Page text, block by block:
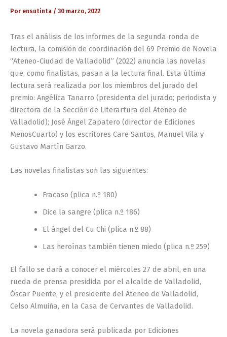
Por ensutinta / 30 marzo, 2022
Tras el análisis de los informes de la segunda ronda de
lectura, la comisión de coordinación del 69 Premio de Novela
“Ateneo-Ciudad de Valladolid” (2022) anuncia las novelas
que, como finalistas, pasan a la lectura final. Esta última
lectura será realizada por los miembros del jurado del
premio: Angélica Tanarro (presidenta del jurado; periodista y
directora de la Sección de Literartura del Ateneo de
Valladolid); José Ángel Zapatero (director de Ediciones
MenosCuarto) y los escritores Care Santos, Manuel Vila y
Gustavo Martín Garzo.
Las novelas finalistas son las siguientes:
Fracaso (plica n.º 180)
Dice la sangre (plica n.º 186)
El ángel del Cu Chi (plica n.º 88)
Las heroínas también tienen miedo (plica n.º 259)
El fallo se dará a conocer el miércoles 27 de abril, en una
rueda de prensa presidida por el alcalde de Valladolid,
Óscar Puente, y el presidente del Ateneo de Valladolid,
Celso Almuiña, en la Casa de Cervantes de Valladolid.
La novela ganadora será publicada por Ediciones